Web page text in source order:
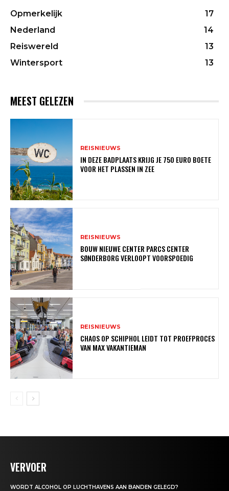
Opmerkelijk
17
Nederland
14
Reiswereld
13
Wintersport
13
MEEST GELEZEN
REISNIEUWS
IN DEZE BADPLAATS KRIJG JE 750 EURO BOETE
VOOR HET PLASSEN IN ZEE
REISNIEUWS
BOUW NIEUWE CENTER PARCS CENTER
SØNDERBORG VERLOOPT VOORSPOEDIG
REISNIEUWS
CHAOS OP SCHIPHOL LEIDT TOT PROEFPROCES
VAN MAX VAKANTIEMAN
VERVOER
WORDT ALCOHOL OP LUCHTHAVENS AAN BANDEN GELEGD?